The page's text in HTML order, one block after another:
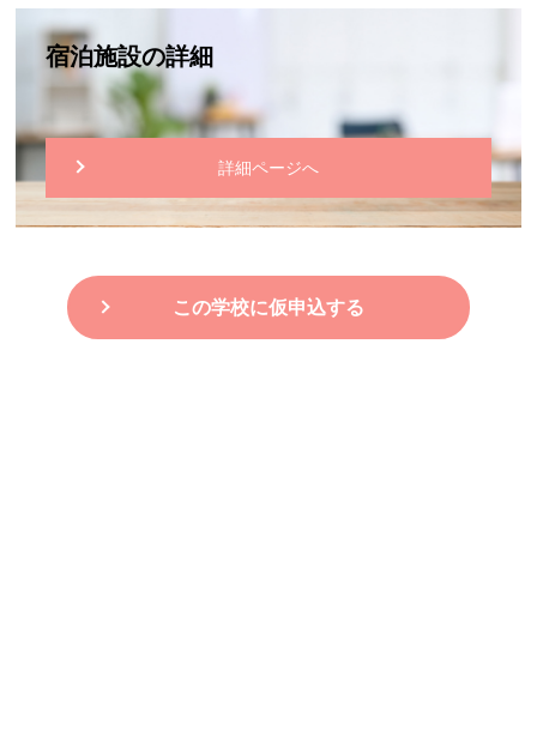
宿泊施設の詳細
詳細ページへ
この学校に仮申込する